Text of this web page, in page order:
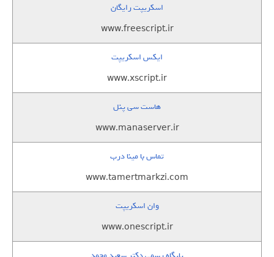
اسکریپت رایگان
www.freescript.ir
ایکس اسکریپت
www.xscript.ir
هاست سی پنل
www.manaserver.ir
تماس با مینا درب
www.tamertmarkzi.com
وان اسکریپت
www.onescript.ir